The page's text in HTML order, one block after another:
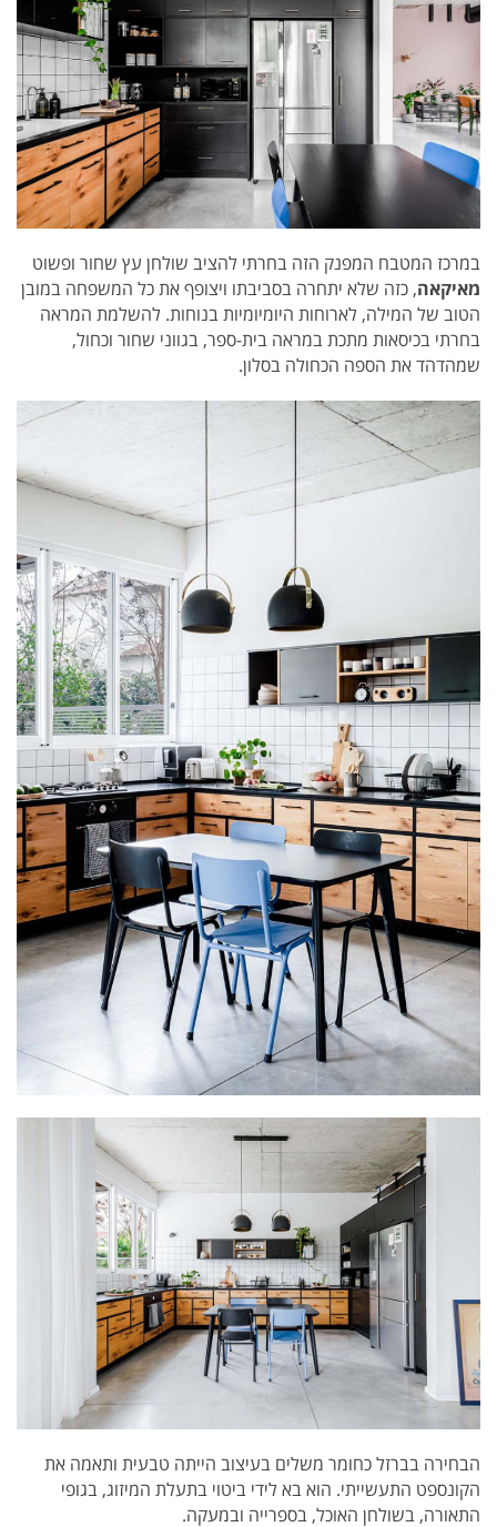
במרכז המטבח המפנק הזה בחרתי להציב שולחן עץ שחור ופשוט
מאיקאה, כזה שלא יתחרה בסביבתו ויצופף את כל המשפחה במובן
הטוב של המילה, לארוחות היומיומיות בנוחות. להשלמת המראה
בחרתי בכיסאות מתכת במראה בית-ספר, בגווני שחור וכחול,
שמהדהד את הספה הכחולה בסלון.
הבחירה בברזל כחומר משלים בעיצוב הייתה טבעית ותאמה את
הקונספט התעשייתי. הוא בא לידי ביטוי בתעלת המיזוג, בגופי
התאורה, בשולחן האוכל, בספרייה ובמעקה.